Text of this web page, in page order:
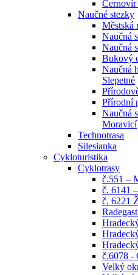
Černovír
Naučné stezky
Městská
Naučná
Naučná
Bukový
Naučná
Slepetné
Přírodní
Naučná
Moravicí
Technotrasa
Silesianka
Cykloturistika
Cyklotrasy
č.551 –
č. 6141
č. 6221
č.6078 -
Velký